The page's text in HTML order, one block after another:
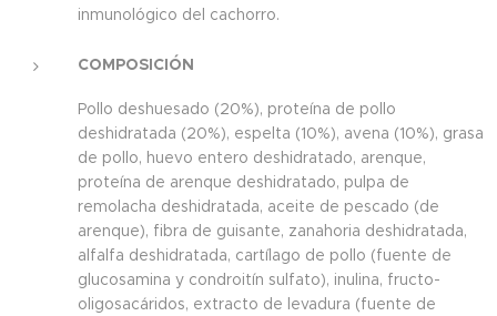
inmunológico del cachorro.
COMPOSICIÓN
Pollo deshuesado (20%), proteína de pollo
deshidratada (20%), espelta (10%), avena (10%), grasa
de pollo, huevo entero deshidratado, arenque,
proteína de arenque deshidratado, pulpa de
remolacha deshidratada, aceite de pescado (de
arenque), fibra de guisante, zanahoria deshidratada,
alfalfa deshidratada, cartílago de pollo (fuente de
glucosamina y condroitín sulfato), inulina, fructo-
oligosacáridos, extracto de levadura (fuente de